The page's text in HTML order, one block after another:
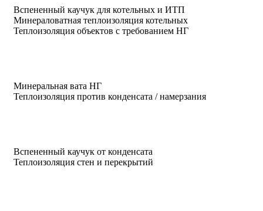
Вспененный каучук для котельных и ИТП
Минераловатная теплоизоляция котельных
Теплоизоляция объектов с требованием НГ
Минеральная вата НГ
Теплоизоляция против конденсата / намерзания
Вспененный каучук от конденсата
Теплоизоляция стен и перекрытий